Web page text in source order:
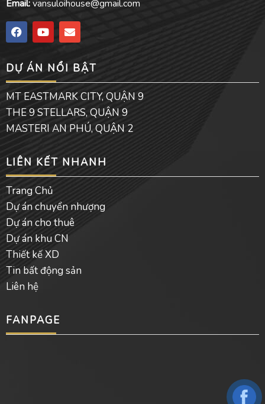
Email:vansuloihouse@gmail.com
F
a
c
b
o
o
k
Y
o
u
u
b
e
E
n
v
o
p
e
DỰ ÁN NỔI BẬT
MT EASTMARK CITY, QUẬN 9
THE 9 STELLARS, QUẬN 9
MASTERI AN PHÚ, QUẬN 2
LIÊN KẾT NHANH
Trang Chủ
Dự án chuyển nhượng
Dự án cho thuê
Dự án khu CN
Thiết kế XD
Tin bất động sản
Liên hệ
FANPAGE